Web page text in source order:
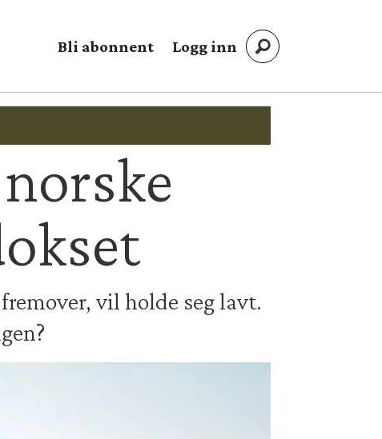
Bli abonnent Logg inn
vil holde seg lavt.